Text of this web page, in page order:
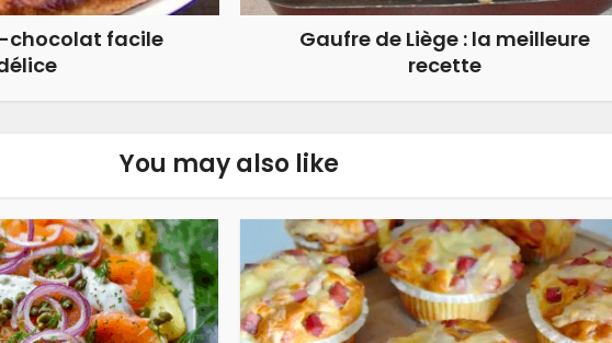
chocolat facile
Gaufre de Liège : la meilleure
recette
You may also like